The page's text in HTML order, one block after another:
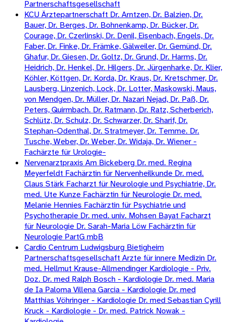
Partnerschaftsgesellschaft
KCU Ärztepartnerschaft Dr. Arntzen, Dr. Balzien, Dr.
Bauer, Dr. Berges, Dr. Bohnenkamp, Dr. Bücker, Dr.
Courage, Dr. Czerlinski, Dr. Denil, Eisenbach, Engels, Dr.
Faber, Dr. Finke, Dr. Främke, Gälweiler, Dr. Gemünd, Dr.
Ghafur, Dr. Giesen, Dr. Goltz, Dr. Grund, Dr. Harms, Dr.
Heidrich, Dr. Henkel, Dr. Hilgers, Dr. Jürgenharke, Dr. Klier,
Köhler, Köttgen, Dr. Korda, Dr. Kraus, Dr. Kretschmer, Dr.
Lausberg, Linzenich, Lock, Dr. Lotter, Maskowski, Maus,
von Mendgen, Dr. Müller, Dr. Nazari Nejad, Dr. Paß, Dr.
Peters, Quirmbach. Dr. Ratmann, Dr. Ratz, Scherberich,
Schlütz, Dr. Schulz, Dr. Schwarzer, Dr. Sharif, Dr.
Stephan-Odenthal, Dr. Stratmeyer, Dr. Temme. Dr.
Tusche, Weber, Dr. Weber, Dr. Widaja, Dr. Wiener -
Fachärzte für Urologie-
Nervenarztpraxis Am Bickeberg Dr. med. Regina
Meyerfeldt Fachärztin für Nervenheilkunde Dr. med.
Claus Stärk Facharzt für Neurologie und Psychiatrie, Dr.
med. Ute Kunze Fachärztin für Neurologie Dr. med.
Melanie Hennies Fachärztin für Psychiatrie und
Psychotherapie Dr. med. univ. Mohsen Bayat Facharzt
für Neurologie Dr. Sarah-Maria Löw Fachärztin für
Neurologie PartG mbB
Cardio Centrum Ludwigsburg Bietigheim
Partnerschaftsgesellschaft Arzte für innere Medizin Dr.
med. Hellmut Krause-Allmendinger Kardiologie - Priv.
Doz. Dr. med Ralph Bosch - Kardiologie Dr. med. Maria
de Ia Paloma Villena Garcia - Kardiologie Dr. med
Matthias Vöhringer - Kardiologie Dr. med Sebastian Cyrill
Kruck - Kardiologie - Dr. med. Patrick Nowak -